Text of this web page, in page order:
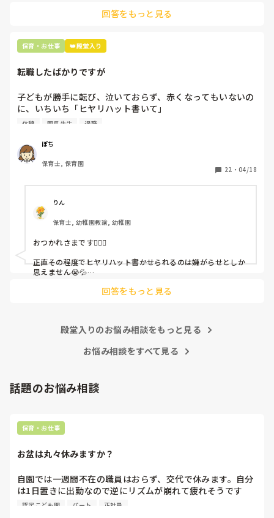
て貰い、主任に報告してます。
回答をもっと見る
保育・お仕事 👑殿堂入り
転職したばかりですが
子どもが勝手に転び、泣いておらず、赤くなってもいないの
に、いちいち「ヒヤリハット書いて」
と書かされ
（そう言う本人は書かない）
しかも、上司に↑この内容でも
ちゃんと考えて対策を練って書き込むようにと。
呼ばれて一緒に対策を考えさせられること多数
これだけで30〜40分拘束されて辛いです
皆さんの園はどうですか?
休憩 園長先生 退職
ぽち
保育士, 保育園
22 ・ 04/18
りん
保育士, 幼稚園教諭, 幼稚園
おつかれさまです🙇🏻‍♀️
正直その程度でヒヤリハット書かせられるのは嫌がらせとしか
思えません😭💦
回答をもっと見る
殿堂入りのお悩み相談をもっと見る
お悩み相談をすべて見る
話題のお悩み相談
保育・お仕事
お盆は丸々休みますか？
自園では一週間不在の職員はおらず、交代で休みます。自分
は1日置きに出勤なので逆にリズムが崩れて疲れそうです
(^^;)
認定こども園 パート 正社員